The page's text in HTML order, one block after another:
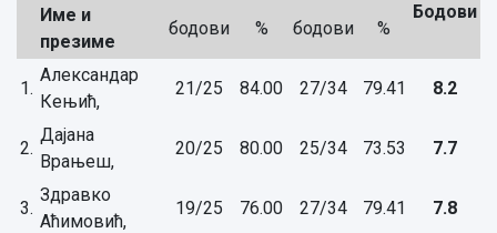
Бодови
Име и
презиме
бодови % бодови %
1.
Александар
Кењић,
21/25 84.00 27/34 79.41 8.2
2.
Дајана
Врањеш,
20/25 80.00 25/34 73.53 7.7
3.
Здравко
Аћимовић,
19/25 76.00 27/34 79.41 7.8